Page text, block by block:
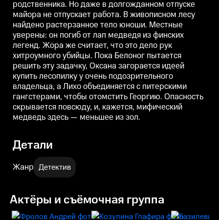
задачку, Оксана загорается
идеей купить лесопилку у очень
подозрительного владельца, а
Лихо объединяется с
питерскими гангстерами, чтобы
отомстить Георгию. Опасность
скрывается повсюду, и, кажется,
мифический медведь здесь —
меньшее из зол.
задачку, Оксана загорается
идеей купить лесопилку у очень
подозрительного владельца, а
Лихо объединяется с
питерскими гангстерами, чтобы
отомстить Георгию. Опасность
скрывается повсюду, и, кажется,
мифический медведь здесь —
родственника. Но даже в долгожданном отпуске
майора не отпускает работа. В живописном лесу
найдено растерзанное тело юноши. Местные
уверены: он погиб от лап медведя из финских
легенд. Жора же считает, что это дело рук
хитроумного убийцы. Пока Белоног пытается
решить эту задачку, Оксана загорается идеей
купить лесопилку у очень подозрительного
владельца, а Лихо объединяется с питерскими
гангстерами, чтобы отомстить Георгию. Опасность
скрывается повсюду, и, кажется, мифический
медведь здесь — меньшее из зол.
Детали
Жанр Детектив
Актёры и съёмочная группа